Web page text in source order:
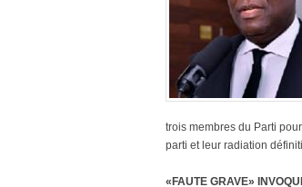
trois membres du Parti
parti et leur radiation
«FAUTE GRAVE»